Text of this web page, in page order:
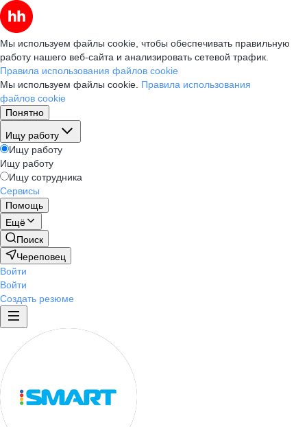
Мы используем файлы cookie, чтобы обеспечивать правильную
работу нашего веб-сайта и анализировать сетевой трафик.
Правила использования файлов cookie
Мы используем файлы cookie. Правила использования
файлов cookie
Понятно
Ищу работу
Ищу работу
Ищу работу
Ищу сотрудника
Сервисы
Помощь
Ещё
Поиск
Череповец
Войти
Войти
Создать резюме